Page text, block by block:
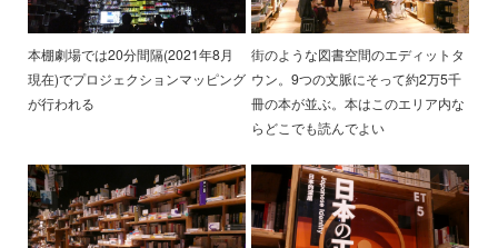
本棚劇場では20分間隔(2021年8月
現在)でプロジェクションマッピング
が行われる
街のような図書空間のエディットタ
ウン。9つの文脈にそって約2万5千
冊の本が並ぶ。本はこのエリア内な
らどこでも読んでよい